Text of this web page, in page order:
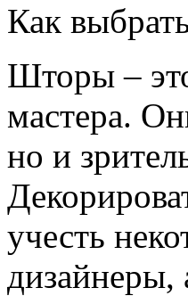
Как
Шторы –
мастера.
но и
учесть
дизайнеры,